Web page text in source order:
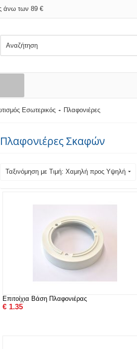
άνω των 89 €
Εσωτερικός Πλαφονιέρες
Πλαφονιέρες Σκαφών
Ταξινόμηση με Τιμή: Χαμηλή προς Υψηλή
Επιτοίχια Βάση Πλαφονιέρας
€ 1.35